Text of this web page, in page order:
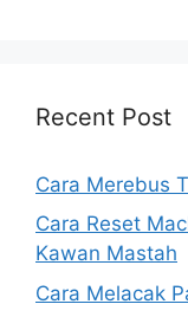
Recent Post
Cara Merebus
Cara Reset
Kawan Mastah
Cara Melacak